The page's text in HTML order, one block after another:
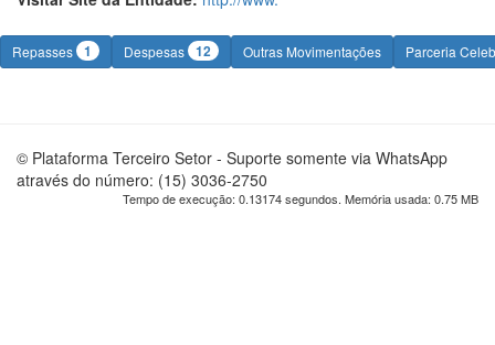
Repasses 1 Despesas 12 Outras Movimentações Parceria
© Plataforma Terceiro Setor - Suporte somente via WhatsApp
através do número: (15) 3036-2750
Tempo de execução: 0.13174 segundos. Memória usada: 0.75 MB